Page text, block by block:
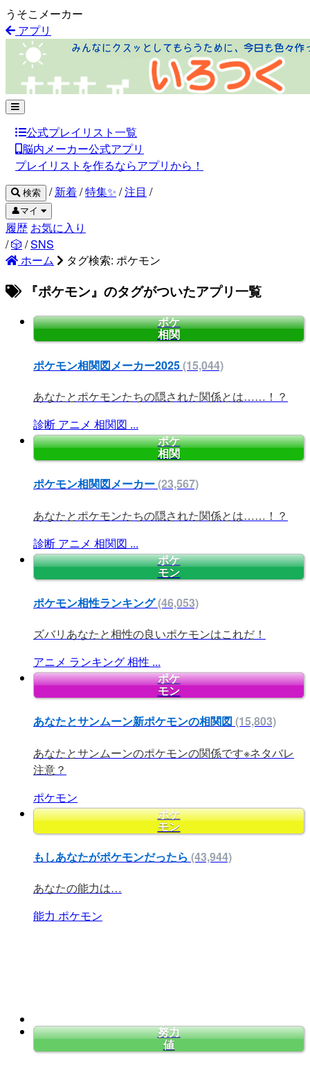
うそこメーカー
アプリ
公式プレイリスト一覧
脳内メーカー公式アプリ
プレイリストを作るならアプリから！
検索 / 新着/特集✨ /注目 /
👤マイ
履歴 お気に入り
/🎲 /SNS
ホーム
タグ検索: ポケモン
『ポケモン』のタグがついたアプリ一覧
ポケ
相関
ポケモン相関図メーカー2025(15,044)
あなたとポケモンたちの隠された関係とは……！？
診断 アニメ 相関図 ...
ポケ
相関
ポケモン相関図メーカー(23,567)
あなたとポケモンたちの隠された関係とは……！？
診断 アニメ 相関図 ...
ポケ
モン
ポケモン相性ランキング(46,053)
ズバリあなたと相性の良いポケモンはこれだ！
アニメ ランキング相性 ...
ポケ
モン
あなたとサンムーン新ポケモンの相関図 (15,803)
あなたとサンムーンのポケモンの関係です※ネタバレ
注意？
ポケモン
ポケ
モン
もしあなたがポケモンだったら (43,944)
あなたの能力は…
能力 ポケモン
努力
値